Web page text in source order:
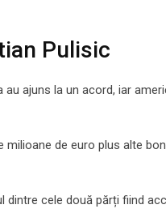
Pulisic
ajuns la un acord, iar
de euro plus alte
cele două părți fiind